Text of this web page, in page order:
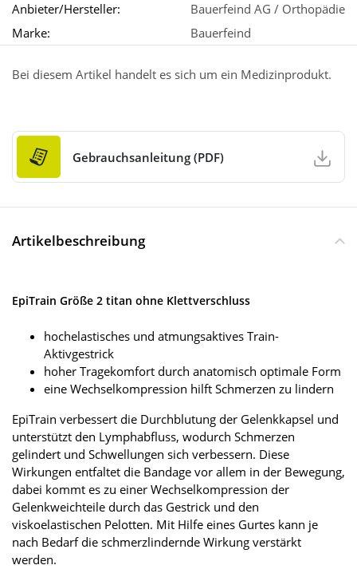
Anbieter/Hersteller:
Bauerfeind AG / Orthopädie
Marke:
Bauerfeind
Bei diesem Artikel handelt es sich um ein Medizinprodukt.
Gebrauchsanleitung (PDF)
Artikelbeschreibung
EpiTrain Größe 2 titan ohne Klettverschluss
hochelastisches und atmungsaktives Train-
Aktivgestrick
hoher Tragekomfort durch anatomisch optimale Form
eine Wechselkompression hilft Schmerzen zu lindern
EpiTrain verbessert die Durchblutung der Gelenkkapsel und
unterstützt den Lymphabfluss, wodurch Schmerzen
gelindert und Schwellungen sich verbessern. Diese
Wirkungen entfaltet die Bandage vor allem in der Bewegung,
dabei kommt es zu einer Wechselkompression der
Gelenkweichteile durch das Gestrick und den
viskoelastischen Pelotten. Mit Hilfe eines Gurtes kann je
nach Bedarf die schmerzlindernde Wirkung verstärkt
werden.